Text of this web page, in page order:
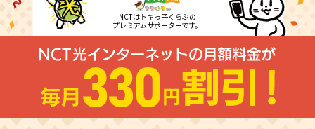
NCTはトキっ子くらぶの
プレミアムサポーターです。